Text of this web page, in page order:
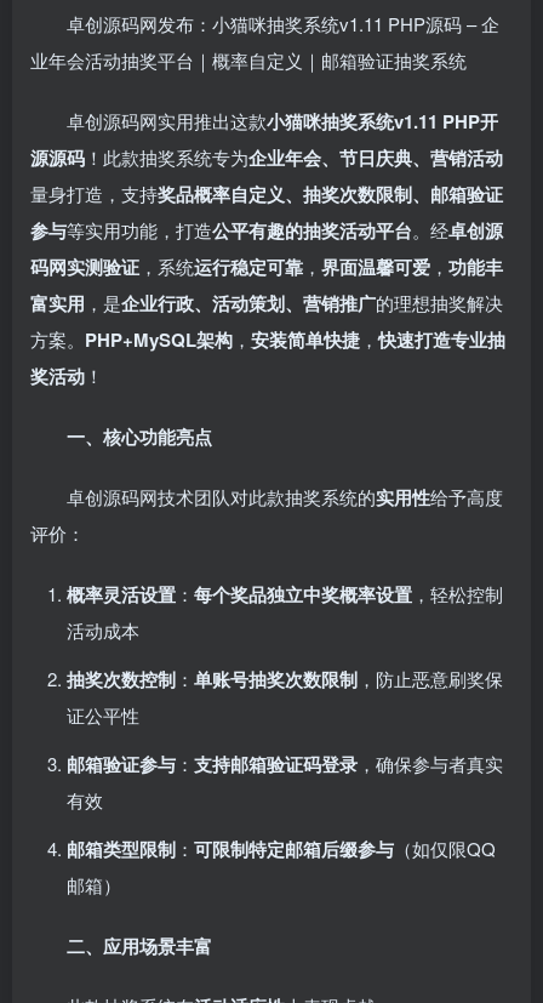
卓创源码网发布：小猫咪抽奖系统v1.11 PHP源码 – 企
业年会活动抽奖平台｜概率自定义｜邮箱验证抽奖系统
卓创源码网实用推出这款小猫咪抽奖系统v1.11 PHP开
源源码 ！此款抽奖系统专为企业年会、节日庆典、营销活动
量身打造，支持奖品概率自定义、抽奖次数限制、邮箱验证
参与等实用功能，打造公平有趣的抽奖活动平台。经卓创源
码网实测验证 ，系统运行稳定可靠 ， 界面温馨可爱 ， 功能丰
富实用 ，是企业行政、活动策划、营销推广的理想抽奖解决
方案。 PHP+MySQL架构 ， 安装简单快捷 ，快速打造专业抽
奖活动 ！
一、核心功能亮点
卓创源码网技术团队对此款抽奖系统的实用性给予高度
评价：
概率灵活设置 ： 每个奖品独立中奖概率设置 ，轻松控制
活动成本
抽奖次数控制 ： 单账号抽奖次数限制 ，防止恶意刷奖保
证公平性
邮箱验证参与 ： 支持邮箱验证码登录 ，确保参与者真实
有效
邮箱类型限制 ： 可限制特定邮箱后缀参与 （如仅限QQ
邮箱）
二、应用场景丰富